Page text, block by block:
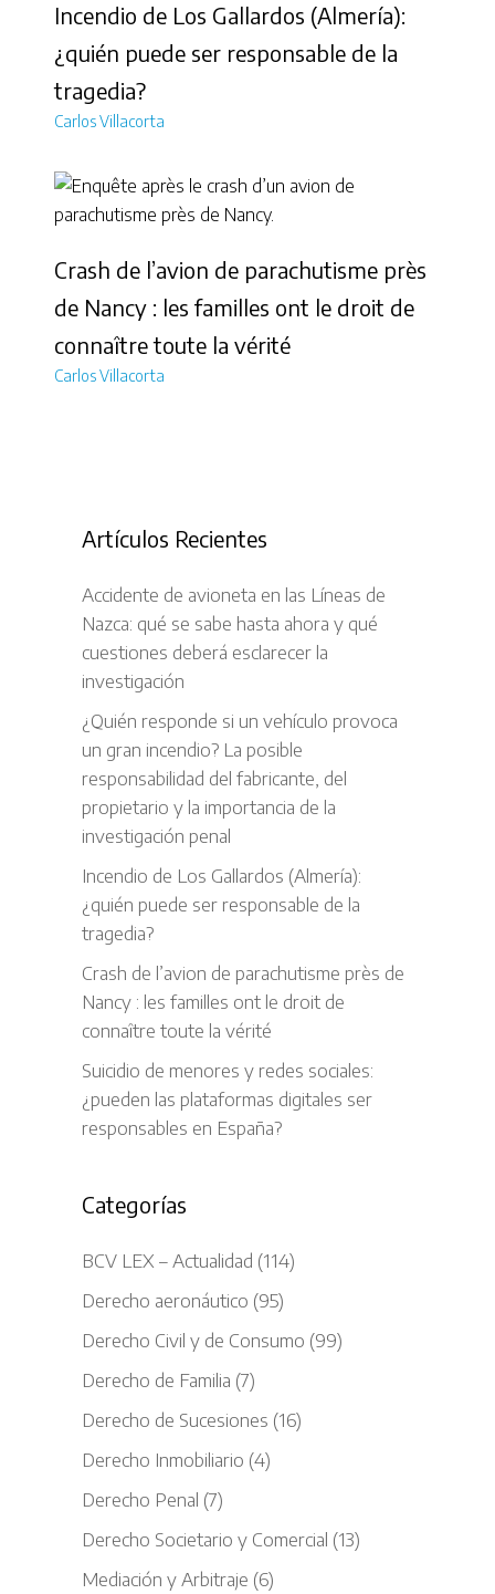
Incendio de Los Gallardos (Almería):
¿quién puede ser responsable de la
tragedia?
Carlos Villacorta
Crash de l’avion de parachutisme près
de Nancy : les familles ont le droit de
connaître toute la vérité
Carlos Villacorta
Artículos Recientes
Accidente de avioneta en las Líneas de
Nazca: qué se sabe hasta ahora y qué
cuestiones deberá esclarecer la
investigación
¿Quién responde si un vehículo provoca
un gran incendio? La posible
responsabilidad del fabricante, del
propietario y la importancia de la
investigación penal
Incendio de Los Gallardos (Almería):
¿quién puede ser responsable de la
tragedia?
Crash de l’avion de parachutisme près de
Nancy : les familles ont le droit de
connaître toute la vérité
Suicidio de menores y redes sociales:
¿pueden las plataformas digitales ser
responsables en España?
Categorías
BCV LEX – Actualidad (114)
Derecho aeronáutico (95)
Derecho Civil y de Consumo (99)
Derecho de Familia (7)
Derecho de Sucesiones (16)
Derecho Inmobiliario (4)
Derecho Penal (7)
Derecho Societario y Comercial (13)
Mediación y Arbitraje (6)